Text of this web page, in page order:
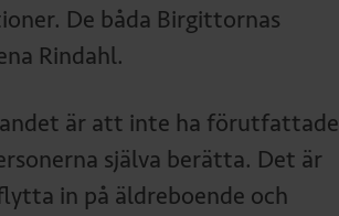
De båda Birgittornas
Rindahl.
är att inte ha förutfattade
själva berätta. Det är
in på äldreboende och